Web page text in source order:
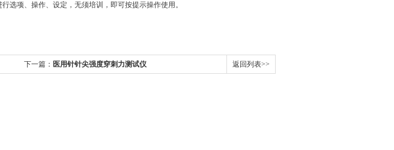
选项、操作、设定，无须培训，即可按提示操作使用。
下一篇： 医用针针尖强度穿刺力测试仪 返回列表>>